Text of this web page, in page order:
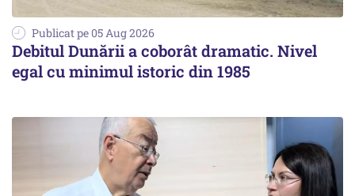
Publicat pe 05 Aug 2026
Debitul Dunării a coborât dramatic. Nivel
egal cu minimul istoric din 1985